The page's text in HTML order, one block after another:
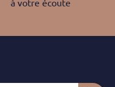
à votre écoute